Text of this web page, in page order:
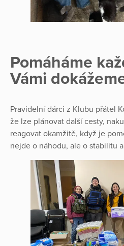
Pomáháme
Vámi
Pravidelní dárci z Klubu přátel
že lze plánovat další cesty,
reagovat okamžitě, když je
nejde o náhodu, ale o stabilitu